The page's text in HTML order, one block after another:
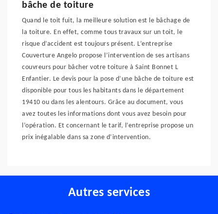
bâche de toiture
Quand le toit fuit, la meilleure solution est le bâchage de
la toiture. En effet, comme tous travaux sur un toit, le
risque d’accident est toujours présent. L’entreprise
Couverture Angelo propose l’intervention de ses artisans
couvreurs pour bâcher votre toiture à Saint Bonnet L
Enfantier. Le devis pour la pose d’une bâche de toiture est
disponible pour tous les habitants dans le département
19410 ou dans les alentours. Grâce au document, vous
avez toutes les informations dont vous avez besoin pour
l’opération. Et concernant le tarif, l’entreprise propose un
prix inégalable dans sa zone d’intervention.
Autres services